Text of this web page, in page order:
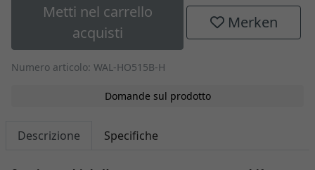
Metti nel carrello
acquisti
Merken
Numero articolo: WAL-HO515B-H
Domande sul prodotto
Descrizione Specifiche